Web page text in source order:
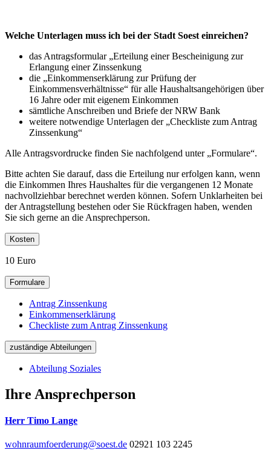
Welche Unterlagen muss ich bei der Stadt Soest einreichen?
das Antragsformular „Erteilung einer Bescheinigung zur
Erlangung einer Zinssenkung
die „Einkommenserklärung zur Prüfung der
Einkommensverhältnisse“ für alle Haushaltsangehörigen über
16 Jahre oder mit eigenem Einkommen
sämtliche Anschreiben und Briefe der NRW Bank
weitere notwendige Unterlagen der „Checkliste zum Antrag
Zinssenkung“
Alle Antragsvordrucke finden Sie nachfolgend unter „Formulare“.
Bitte achten Sie darauf, dass die Erteilung nur erfolgen kann, wenn
die Einkommen Ihres Haushaltes für die vergangenen 12 Monate
nachvollziehbar berechnet werden können. Sofern Unklarheiten bei
der Antragstellung bestehen oder Sie Rückfragen haben, wenden
Sie sich gerne an die Ansprechperson.
Kosten
10 Euro
Formulare
Antrag Zinssenkung
Einkommenserklärung
Checkliste zum Antrag Zinssenkung
zuständige Abteilungen
Abteilung Soziales
Ihre Ansprechperson
Herr Timo Lange
wohnraumfoerderung@soest.de 02921 103 2245